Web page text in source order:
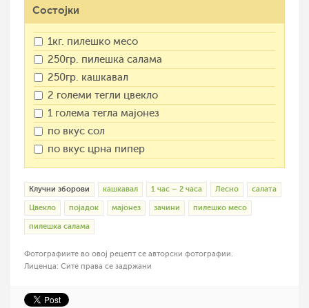
Состојки
1кг. пилешко месо
250гр. пилешка салама
250гр. кашкавал
2 големи тегли цвекло
1 голема тегла мајонез
по вкус сол
по вкус црна пипер
Клучни зборови кашкавал 1 час – 2 часа Лесно салата
Цвекло појадок мајонез зачини пилешко месо
пилешка салама
Фотографиите во овој рецепт се авторски фотографии.
Лиценца: Сите права се задржани